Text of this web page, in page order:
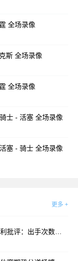
全场录像
斯 全场录像
全场录像
士 - 活塞 全场录像
塞 - 骑士 全场录像
更多 +